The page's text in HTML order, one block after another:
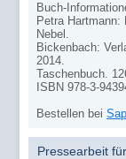
Buch-
Petra Hartmann:
Nebel.
Bickenbach:
2014.
Taschenbuch.
ISBN 978-3-
Bestellen bei
Pressearbeit